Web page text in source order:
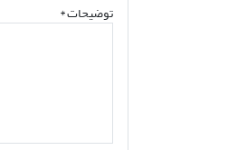
توضیحات *